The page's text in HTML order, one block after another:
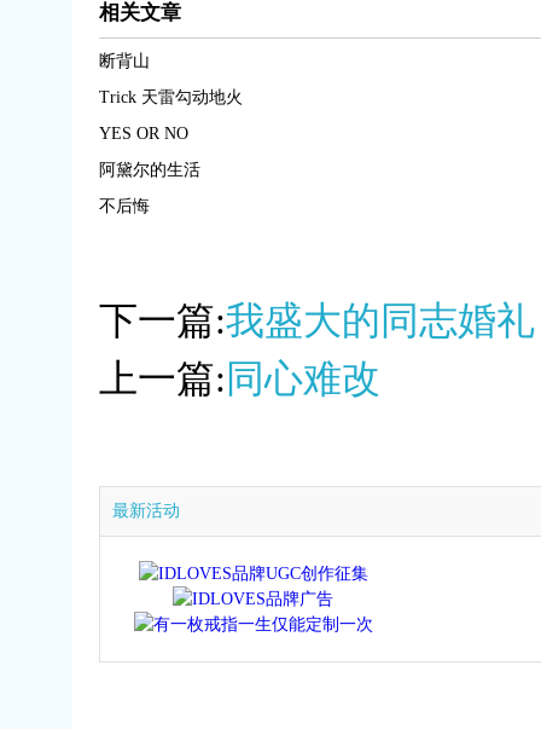
相关文章
断背山
Trick 天雷勾动地火
YES OR NO
阿黛尔的生活
不后悔
下一篇:我盛大的同志婚礼
上一篇:同心难改
最新活动